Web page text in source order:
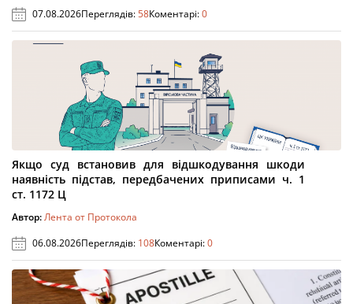
07.08.2026Переглядів:58Коментарі:0
Якщо суд встановив для відшкодування шкоди
наявність підстав, передбачених приписами ч. 1
ст. 1172 Ц
Автор:Лента от Протокола
06.08.2026Переглядів: 108Коментарі:0